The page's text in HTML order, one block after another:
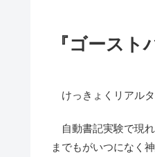
『ゴース
けっきょくリアル
自動書記実験で現
までもがいつになく